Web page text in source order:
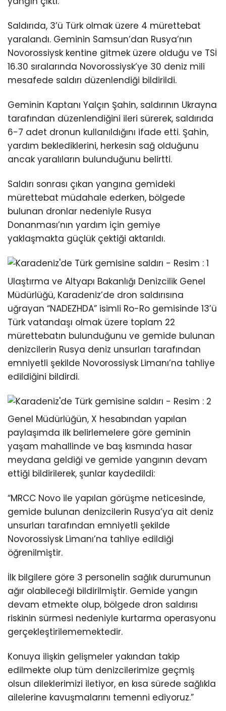
Saldırıda, 3’ü Türk olmak üzere 4 mürettebat
yaralandı. Geminin Samsun’dan Rusya’nın
Novorossiysk kentine gitmek üzere olduğu ve TSİ
16.30 sıralarında Novorossiysk’ye 30 deniz mili
mesafede saldırı düzenlendiği bildirildi.
Geminin Kaptanı Yalçın Şahin, saldırının Ukrayna
tarafından düzenlendiğini ileri sürerek, saldırıda
6-7 adet dronun kullanıldığını ifade etti. Şahin,
yardım beklediklerini, herkesin sağ olduğunu
ancak yaralıların bulunduğunu belirtti.
Saldırı sonrası çıkan yangına gemideki
mürettebat müdahale ederken, bölgede
bulunan dronlar nedeniyle Rusya
Donanması’nın yardım için gemiye
yaklaşmakta güçlük çektiği aktarıldı.
Ulaştırma ve Altyapı Bakanlığı Denizcilik Genel
Müdürlüğü, Karadeniz’de dron saldırısına
uğrayan “NADEZHDA” isimli Ro-Ro gemisinde 13’ü
Türk vatandaşı olmak üzere toplam 22
mürettebatın bulunduğunu ve gemide bulunan
denizcilerin Rusya deniz unsurları tarafından
emniyetli şekilde Novorossiysk Limanı’na tahliye
edildiğini bildirdi.
Genel Müdürlüğün, X hesabından yapılan
paylaşımda ilk belirlemelere göre geminin
yaşam mahallinde ve baş kısmında hasar
meydana geldiği ve gemide yangının devam
ettiği bildirilerek, şunlar kaydedildi:
“MRCC Novo ile yapılan görüşme neticesinde,
gemide bulunan denizcilerin Rusya’ya ait deniz
unsurları tarafından emniyetli şekilde
Novorossiysk Limanı’na tahliye edildiği
öğrenilmiştir.
İlk bilgilere göre 3 personelin sağlık durumunun
ağır olabileceği bildirilmiştir. Gemide yangın
devam etmekte olup, bölgede dron saldırısı
riskinin sürmesi nedeniyle kurtarma operasyonu
gerçekleştirilememektedir.
Konuya ilişkin gelişmeler yakından takip
edilmekte olup tüm denizcilerimize geçmiş
olsun dileklerimizi iletiyor, en kısa sürede sağlıkla
ailelerine kavuşmalarını temenni ediyoruz.”